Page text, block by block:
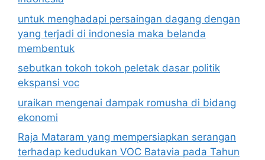
untuk menghadapi persaingan dagang dengan
yang terjadi di indonesia maka belanda
membentuk
sebutkan tokoh tokoh peletak dasar politik
ekspansi voc
uraikan mengenai dampak romusha di bidang
ekonomi
Raja Mataram yang mempersiapkan serangan
terhadap kedudukan VOC Batavia pada Tahun